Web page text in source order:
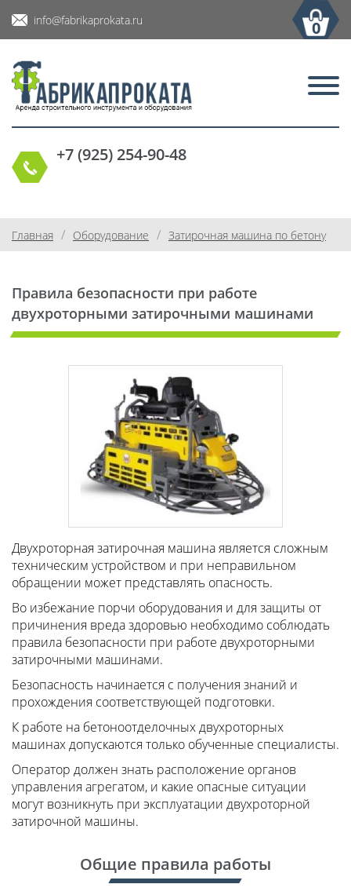
info@fabrikaprokata.ru 0
+7 (925) 254-90-48
Главная / Оборудование / Затирочная машина по бетону
Правила безопасности при работе
двухроторными затирочными машинами
Двухроторная затирочная машина является сложным
техническим устройством и при неправильном
обращении может представлять опасность.
Во избежание порчи оборудования и для защиты от
причинения вреда здоровью необходимо соблюдать
правила безопасности при работе двухроторными
затирочными машинами.
Безопасность начинается с получения знаний и
прохождения соответствующей подготовки.
К работе на бетоноотделочных двухроторных
машинах допускаются только обученные специалисты.
Оператор должен знать расположение органов
управления агрегатом, и какие опасные ситуации
могут возникнуть при эксплуатации двухроторной
затирочной машины.
Общие правила работы